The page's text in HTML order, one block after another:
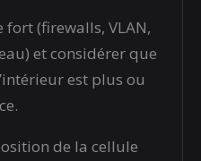
(firewalls, VLAN,
et considérer que
est plus ou
de la cellule